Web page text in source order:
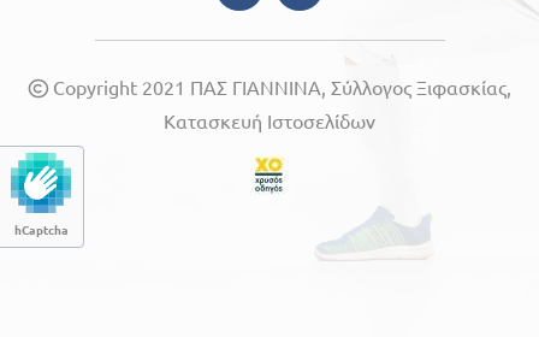
hCaptcha
Copyright 2021 ΠΑΣ ΓΙΑΝΝΙΝΑ, Σύλλογος Ξιφασκίας,
Κατασκευή Ιστοσελίδων